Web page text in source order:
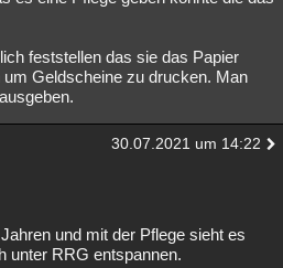
feststellen das sie das Papier
Geldscheine zu drucken. Man
30.07.2021 um 14:22
und mit der Pflege sieht es
unter RRG entspannen.